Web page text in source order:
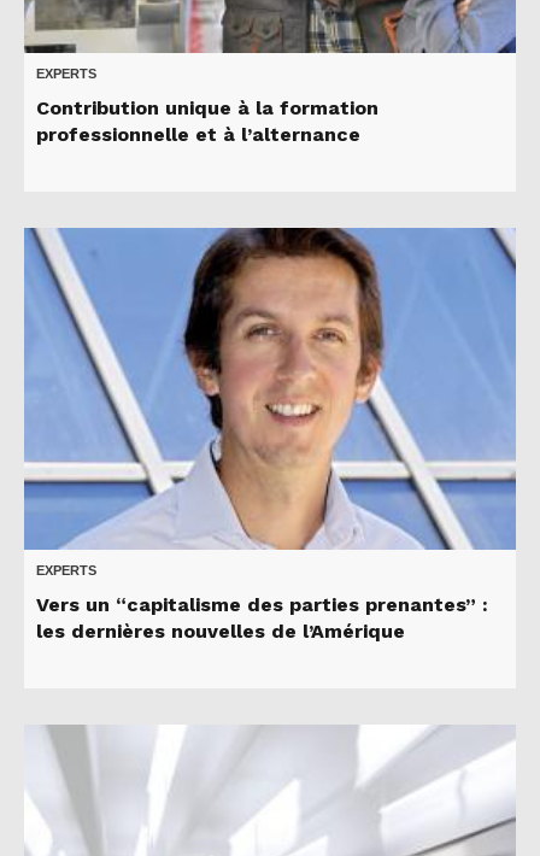
EXPERTS
Contribution unique à la formation
professionnelle et à l’alternance
EXPERTS
Vers un “capitalisme des parties prenantes” :
les dernières nouvelles de l’Amérique